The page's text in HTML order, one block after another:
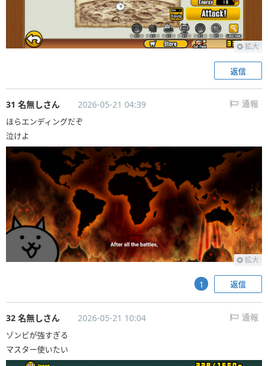
拡大
返信
31 名無しさん 2026-05-21 04:39 通報
ほらエンディングだぞ
泣けよ
拡大
返信
1
32 名無しさん 2026-05-21 10:04 通報
ゾンビが強すぎる
マスター使いたい